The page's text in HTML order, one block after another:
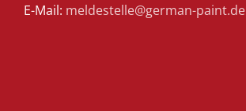
E-Mail: meldestelle@german-paint.de